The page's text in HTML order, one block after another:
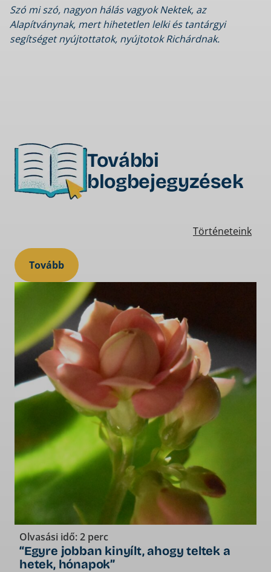
Szó mi szó, nagyon hálás vagyok Nektek, az
Alapítványnak, mert hihetetlen lelki és tantárgyi
segítséget nyújtottatok, nyújtotok Richárdnak.
További
blogbejegyzések
Történeteink
Tovább
Olvasási idő: 2 perc
“Egyre jobban kinyílt, ahogy teltek a
hetek, hónapok”